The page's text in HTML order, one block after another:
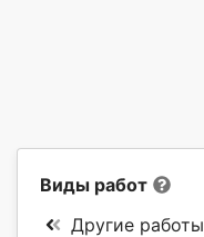
Виды работ
Другие работы